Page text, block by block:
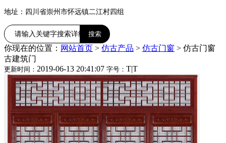
地址：四川省崇州市怀远镇二江村四组
你现在的位置： 网站首页 > 仿古产品 > 仿古门窗 > 仿古门窗
古建筑门
更新时间： 2019-06-13 20:41:07 字号： T|T